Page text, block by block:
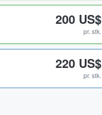
200 US$
pr. stk.
220 US$
pr. stk.